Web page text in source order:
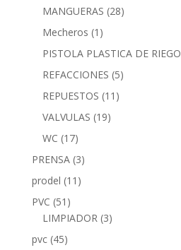
MANGUERAS (28)
Mecheros (1)
PISTOLA PLASTICA DE RIEGO
REFACCIONES (5)
REPUESTOS (11)
VALVULAS (19)
WC (17)
PRENSA (3)
prodel (11)
PVC (51)
LIMPIADOR (3)
pvc (45)